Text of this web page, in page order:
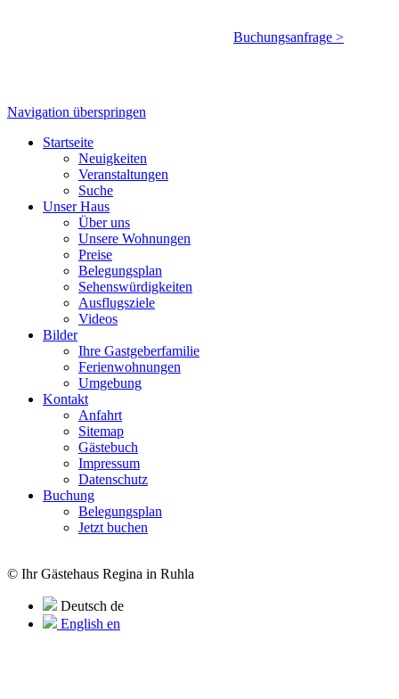
Buchungsanfrage >
Navigation überspringen
Startseite
Neuigkeiten
Veranstaltungen
Suche
Unser Haus
Über uns
Unsere Wohnungen
Preise
Belegungsplan
Sehenswürdigkeiten
Ausflugsziele
Videos
Bilder
Ihre Gastgeberfamilie
Ferienwohnungen
Umgebung
Kontakt
Anfahrt
Sitemap
Gästebuch
Impressum
Datenschutz
Buchung
Belegungsplan
Jetzt buchen
© Ihr Gästehaus Regina in Ruhla
Deutsch de
English en